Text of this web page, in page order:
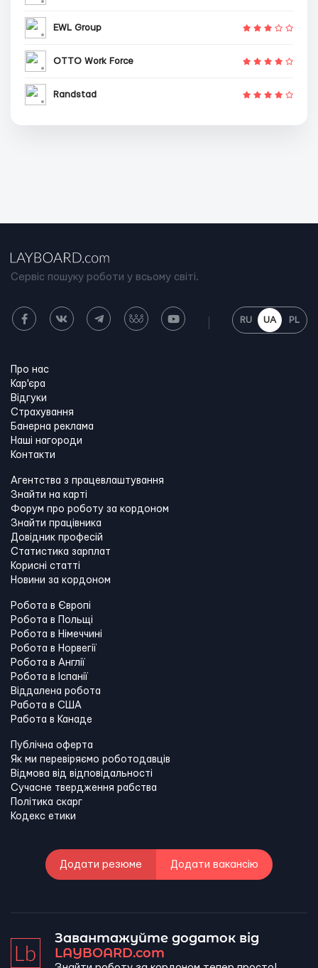
EWL Group
OTTO Work Force
Randstad
Сервіс пошуку роботи у всьому світі.
RU UA PL
Про нас
Кар'єра
Відгуки
Страхування
Банерна реклама
Наші нагороди
Контакти
Агентства з працевлаштування
Знайти на карті
Форум про роботу за кордоном
Знайти працівника
Довідник професій
Статистика зарплат
Корисні статті
Новини за кордоном
Робота в Європі
Робота в Польщі
Робота в Німеччині
Робота в Норвегії
Робота в Англії
Робота в Іспанії
Віддалена робота
Работа в США
Работа в Канадe
Публічна оферта
Як ми перевіряємо роботодавців
Відмова від відповідальності
Сучасне твердження рабства
Політика скарг
Кодекс етики
Додати резюме Додати вакансію
Завантажуйте додаток від
LAYBOARD.com